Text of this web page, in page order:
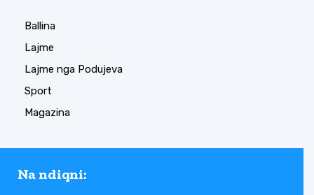
Ballina
Lajme
Lajme nga Podujeva
Sport
Magazina
Na ndiqni: